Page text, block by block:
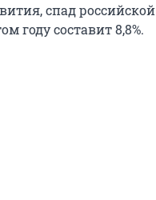
спад российской
году составит 8,8%.